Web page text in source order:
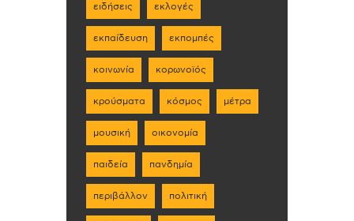
ειδήσεις εκλογές
εκπαίδευση εκπομπές
κοινωνία κορωνοϊός
κρούσματα κόσμος μέτρα
μουσική οικονομία
παιδεία πανδημία
περιβάλλον πολιτική